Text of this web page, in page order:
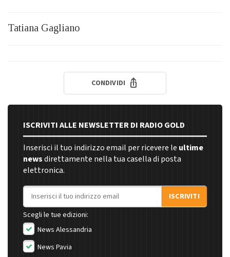
Tatiana Gagliano
CONDIVIDI
ISCRIVITI ALLE NEWSLETTER DI RADIO GOLD
Inserisci il tuo indirizzo email per ricevere le ultime
newsdirettamente nella tua casella di posta
elettronica.
Indirizzo email
ISCRIVITI
Scegli le tue edizioni:
News Alessandria
News Pavia